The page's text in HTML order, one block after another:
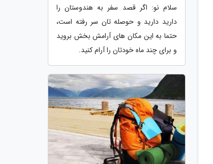
سلام نو: اگر قصد سفر به هندوستان را
دارید دارید و حوصله تان سر رفته است،
حتما به این مکان های آرامش بخش بروید
و برای چند ماه خودتان را آرام کنید.